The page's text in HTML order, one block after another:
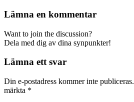
Lämna en kommentar
Want to join the discussion?
Dela med dig av dina synpunkter!
Lämna ett svar
Din e-postadress kommer inte publiceras.
märkta *